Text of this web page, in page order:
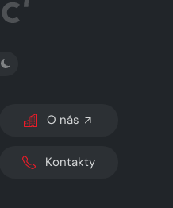
PŘEPNOUT SVĚTLÝ/TMAVÝ REŽIM
O nás
Kontakty